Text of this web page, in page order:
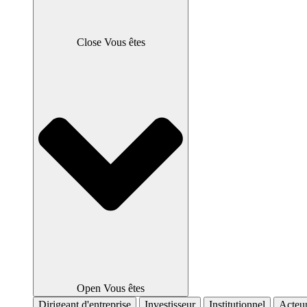
Close Vous êtes
Open Vous êtes